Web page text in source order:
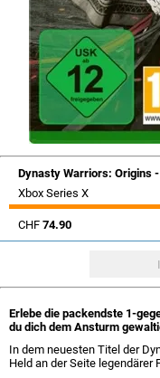
Dynasty Warriors: Origins
Xbox Series X
CHF 74.90
Erlebe die packendste 1-
du dich dem Ansturm
In dem neuesten Titel der
Held an der Seite legendärer